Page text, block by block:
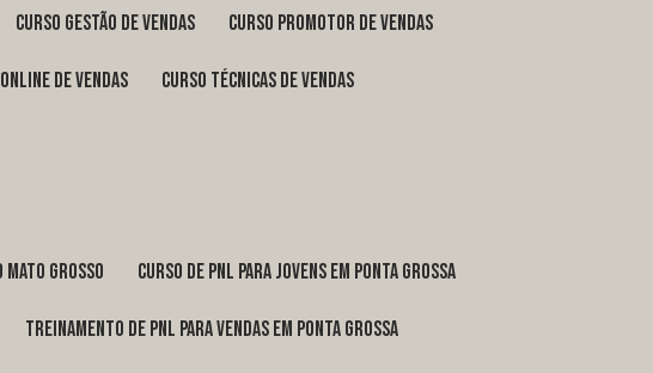
curso gestão de vendas curso promotor de vendas
de vendas curso técnicas de vendas
Mato Grosso curso de pnl para jovens em Ponta Grossa
treinamento de pnl para vendas em Ponta Grossa